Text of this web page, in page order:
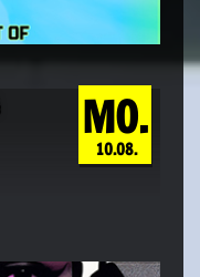
MO.
10.08.